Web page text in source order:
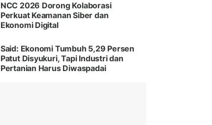
NCC 2026 Dorong Kolaborasi
Perkuat Keamanan Siber dan
Ekonomi Digital
Said: Ekonomi Tumbuh 5,29 Persen
Patut Disyukuri, Tapi Industri dan
Pertanian Harus Diwaspadai